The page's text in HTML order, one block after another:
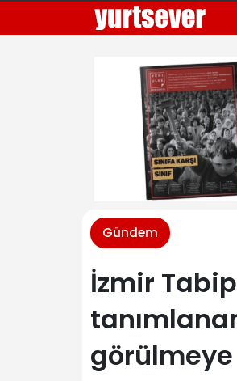
Gündem
İzmir Tabip
görülmeye